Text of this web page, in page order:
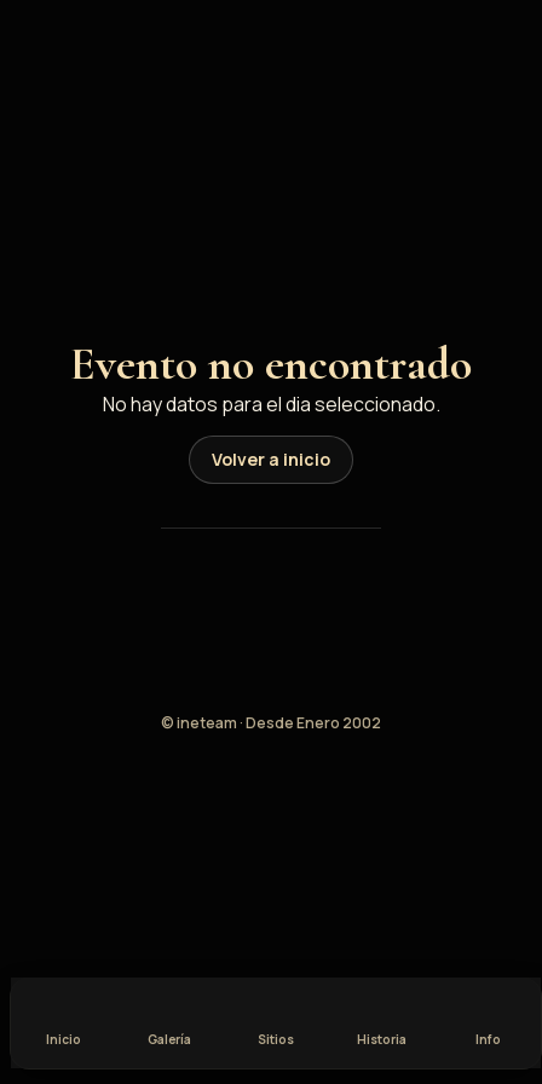
Evento no encontrado
No hay datos para el dia seleccionado.
Volver a inicio
© ineteam · Desde Enero 2002
Inicio Galería Sitios Historia Info